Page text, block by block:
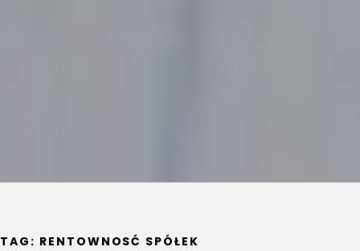
TAG: RENTOWNOSĆ SPÓŁEK